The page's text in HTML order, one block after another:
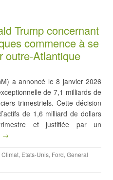
Trump concernant
commence à se
outre-Atlantique
a annoncé le 8 janvier 2026
de 7,1 milliards de
trimestriels. Cette décision
de 1,6 milliard de dollars
et justifiée par un
→
Climat, Etats-Unis, Ford, General